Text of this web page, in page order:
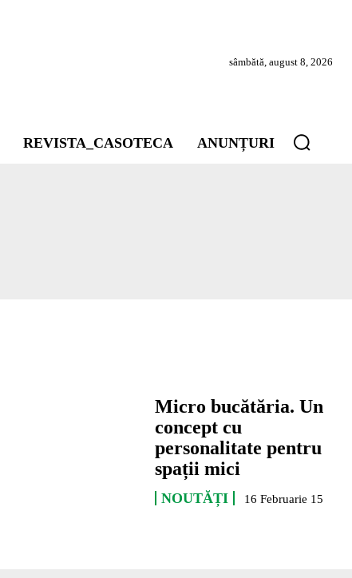
sâmbătă, august 8, 2026
REVISTA_CASOTECA ANUNȚURI
Micro bucătăria. Un
concept cu
personalitate pentru
spații mici
NOUTĂȚI 16 Februarie 15